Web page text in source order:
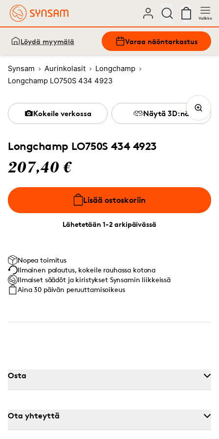
Valikko
Löydä myymälä Varaa näöntarkastus
Synsam Aurinkolasit
Longchamp
Longchamp LO750S 434 4923
Longchamp LO750S 434 4923
207,40 €
Lisää ostoskoriin
Lähetetään 1-2 arkipäivässä
Kokeile verkossa Näytä 3D:nä
Nopea toimitus
Ilmainen palautus, kokeile rauhassa kotona
Ilmaiset säädöt ja kiristykset Synsamin liikkeissä
Aina 30 päivän peruuttamisoikeus
Osta
Ota yhteyttä